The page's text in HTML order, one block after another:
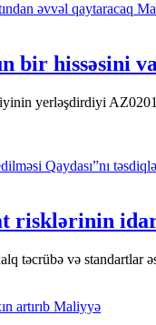
bir hissəsini
yerləşdirdiyi
risklərinin
və standartlar
Maliyyə